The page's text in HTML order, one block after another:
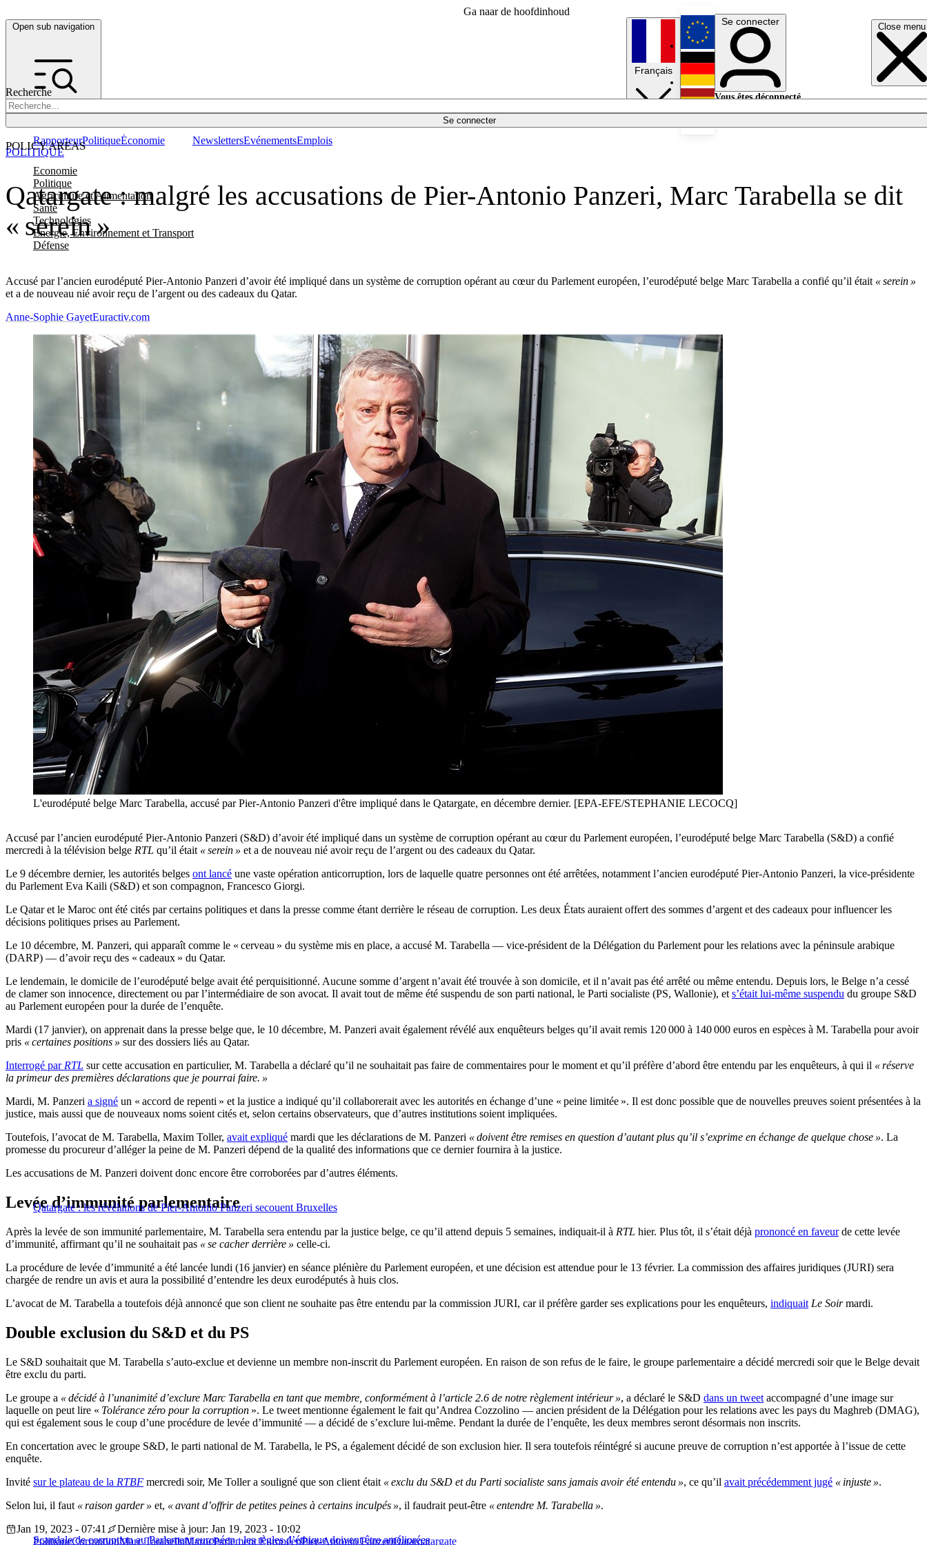
Ga naar de hoofdinhoud
Open sub navigation Close menu
Recherche
Se connecter
POLICY AREAS
Economie
Politique
Agriculture et Alimentation
Santé
Technologies
Energie, Environnement et Transport
Défense
RapporteurPolitiqueÉconomie NewslettersEvénementsEmplois
Français
English
Deutsch
Se connecter
Vous êtes déconnecté.
Qatargate : malgré les accusations de Pier-Antonio Panzeri, Marc Tarabella se dit
« serein »
Accusé par l’ancien eurodéputé Pier-Antonio Panzeri d’avoir été impliqué dans un système de corruption opérant au cœur du Parlement européen, l’eurodéputé belge Marc Tarabella a confié qu’il était « serein »
et a de nouveau nié avoir reçu de l’argent ou des cadeaux du Qatar.
POLITIQUE
Anne-Sophie GayetEuractiv.com
L'eurodéputé belge Marc Tarabella, accusé par Pier-Antonio Panzeri d'être impliqué dans le Qatargate, en décembre dernier. [EPA-EFE/STEPHANIE LECOCQ]
Accusé par l’ancien eurodéputé Pier-Antonio Panzeri (S&D) d’avoir été impliqué dans un système de corruption opérant au cœur du Parlement européen, l’eurodéputé belge Marc Tarabella (S&D) a confié
mercredi à la télévision belge RTL qu’il était « serein » et a de nouveau nié avoir reçu de l’argent ou des cadeaux du Qatar.
Le 9 décembre dernier, les autorités belges ont lancé une vaste opération anticorruption, lors de laquelle quatre personnes ont été arrêtées, notamment l’ancien eurodéputé Pier-Antonio Panzeri, la vice-présidente
du Parlement Eva Kaili (S&D) et son compagnon, Francesco Giorgi.
Le Qatar et le Maroc ont été cités par certains politiques et dans la presse comme étant derrière le réseau de corruption. Les deux États auraient offert des sommes d’argent et des cadeaux pour influencer les
décisions politiques prises au Parlement.
Le 10 décembre, M. Panzeri, qui apparaît comme le « cerveau » du système mis en place, a accusé M. Tarabella — vice-président de la Délégation du Parlement pour les relations avec la péninsule arabique
(DARP) — d’avoir reçu des « cadeaux » du Qatar.
Le lendemain, le domicile de l’eurodéputé belge avait été perquisitionné. Aucune somme d’argent n’avait été trouvée à son domicile, et il n’avait pas été arrêté ou même entendu. Depuis lors, le Belge n’a cessé
de clamer son innocence, directement ou par l’intermédiaire de son avocat. Il avait tout de même été suspendu de son parti national, le Parti socialiste (PS, Wallonie), et s’était lui-même suspendu du groupe S&D
au Parlement européen pour la durée de l’enquête.
Mardi (17 janvier), on apprenait dans la presse belge que, le 10 décembre, M. Panzeri avait également révélé aux enquêteurs belges qu’il avait remis 120 000 à 140 000 euros en espèces à M. Tarabella pour avoir
pris « certaines positions » sur des dossiers liés au Qatar.
Interrogé par RTL sur cette accusation en particulier, M. Tarabella a déclaré qu’il ne souhaitait pas faire de commentaires pour le moment et qu’il préfère d’abord être entendu par les enquêteurs, à qui il « réserve
la primeur des premières déclarations que je pourrai faire. »
Mardi, M. Panzeri a signé un « accord de repenti » et la justice a indiqué qu’il collaborerait avec les autorités en échange d’une « peine limitée ». Il est donc possible que de nouvelles preuves soient présentées à la
justice, mais aussi que de nouveaux noms soient cités et, selon certains observateurs, que d’autres institutions soient impliquées.
Toutefois, l’avocat de M. Tarabella, Maxim Toller, avait expliqué mardi que les déclarations de M. Panzeri « doivent être remises en question d’autant plus qu’il s’exprime en échange de quelque chose ». La
promesse du procureur d’alléger la peine de M. Panzeri dépend de la qualité des informations que ce dernier fournira à la justice.
Les accusations de M. Panzeri doivent donc encore être corroborées par d’autres éléments.
Qatargate : les révélations de Pier-Antonio Panzeri secouent Bruxelles
Levée d’immunité parlementaire
Après la levée de son immunité parlementaire, M. Tarabella sera entendu par la justice belge, ce qu’il attend depuis 5 semaines, indiquait-il à RTL hier. Plus tôt, il s’était déjà prononcé en faveurde cette levée
d’immunité, affirmant qu’il ne souhaitait pas « se cacher derrière » celle-ci.
La procédure de levée d’immunité a été lancée lundi (16 janvier) en séance plénière du Parlement européen, et une décision est attendue pour le 13 février. La commission des affaires juridiques (JURI) sera
chargée de rendre un avis et aura la possibilité d’entendre les deux eurodéputés à huis clos.
L’avocat de M. Tarabella a toutefois déjà annoncé que son client ne souhaite pas être entendu par la commission JURI, car il préfère garder ses explications pour les enquêteurs, indiquait Le Soirmardi.
Double exclusion du S&D et du PS
Le S&D souhaitait que M. Tarabella s’auto-exclue et devienne un membre non-inscrit du Parlement européen. En raison de son refus de le faire, le groupe parlementaire a décidé mercredi soir que le Belge devait
être exclu du parti.
Le groupe a « décidé à l’unanimité d’exclure Marc Tarabella en tant que membre, conformément à l’article 2.6 de notre règlement intérieur », a déclaré le S&D dans un tweet accompagné d’une image sur
laquelle on peut lire « Tolérance zéro pour la corruption ». Le tweet mentionne également le fait qu’Andrea Cozzolino — ancien président de la Délégation pour les relations avec les pays du Maghreb (DMAG),
qui est également sous le coup d’une procédure de levée d’immunité — a décidé de s’exclure lui-même. Pendant la durée de l’enquête, les deux membres seront désormais non inscrits.
En concertation avec le groupe S&D, le parti national de M. Tarabella, le PS, a également décidé de son exclusion hier. Il sera toutefois réintégré si aucune preuve de corruption n’est apportée à l’issue de cette
enquête.
Invité sur le plateau de la RTBF mercredi soir, Me Toller a souligné que son client était « exclu du S&D et du Parti socialiste sans jamais avoir été entendu », ce qu’il avait précédemment jugé « injuste ».
Selon lui, il faut « raison garder » et, « avant d’offrir de petites peines à certains inculpés », il faudrait peut-être « entendre M. Tarabella ».
Scandale de corruption au Parlement européen : les règles d’éthique doivent être améliorées
Jan 19, 2023 - 07:41
Dernière mise à jour: Jan 19, 2023 - 10:02
PolitiqueCorruptionMarc TarabellaMarocParlement EuropéenPier-Antonio PanzeriQatarqatargate